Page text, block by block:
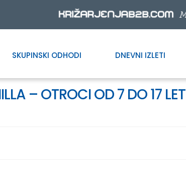
SKUPINSKI ODHODI DNEVNI IZLETI
– OTROCI OD 7 DO 17 LET